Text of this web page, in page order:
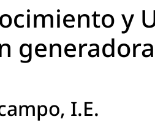
y
I.E.